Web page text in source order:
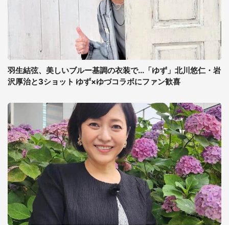
羽生結弦、美しいブルー基調の衣装で...「ゆず」北川悠仁・岩
沢厚治と3ショット ゆず×ゆづコラボにファン歓喜